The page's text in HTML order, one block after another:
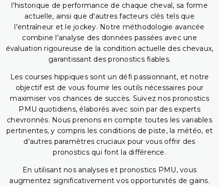
l'historique de performance de chaque cheval, sa forme
actuelle, ainsi que d'autres facteurs clés tels que
l'entraîneur et le jockey. Notre méthodologie avancée
combine l'analyse des données passées avec une
évaluation rigoureuse de la condition actuelle des chevaux,
garantissant des pronostics fiables.
Les courses hippiques sont un défi passionnant, et notre
objectif est de vous fournir les outils nécessaires pour
maximiser vos chances de succès. Suivez nos pronostics
PMU quotidiens, élaborés avec soin par des experts
chevronnés. Nous prenons en compte toutes les variables
pertinentes, y compris les conditions de piste, la météo, et
d'autres paramètres cruciaux pour vous offrir des
pronostics qui font la différence.
En utilisant nos analyses et pronostics PMU, vous
augmentez significativement vos opportunités de gains.